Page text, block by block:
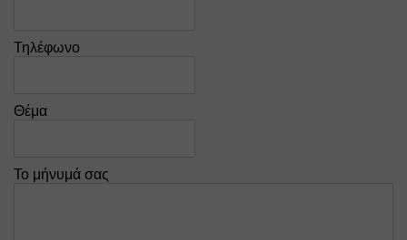
Τηλέφωνο
Θέμα
Το μήνυμά σας